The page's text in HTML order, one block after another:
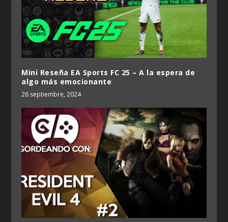
Mini Reseña EA Sports FC 25 – A la espera de
algo más emocionante
26 septiembre, 2024